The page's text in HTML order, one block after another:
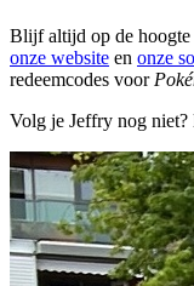
Blijf altijd op de hoogte
onze website en onze
redeemcodes voor
Volg je Jeffry nog